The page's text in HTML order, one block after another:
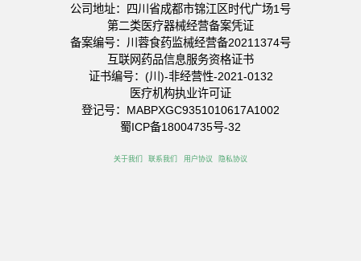
公司地址：四川省成都市锦江区时代广场1号
第二类医疗器械经营备案凭证
备案编号：川蓉食药监械经营备20211374号
互联网药品信息服务资格证书
证书编号：(川)-非经营性-2021-0132
医疗机构执业许可证
登记号：MABPXGC9351010617A1002
蜀ICP备18004735号-32
关于我们 联系我们 用户协议 隐私协议